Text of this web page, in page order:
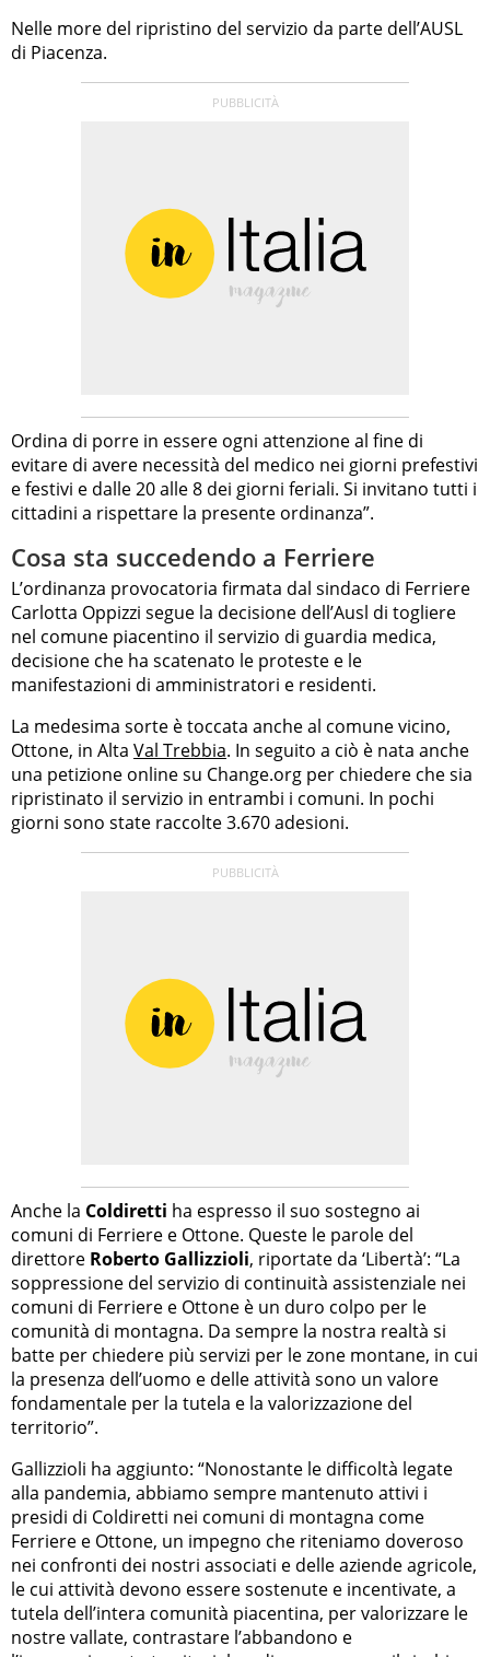
Nelle more del ripristino del servizio da parte dell’AUSL
di Piacenza.
Ordina di porre in essere ogni attenzione al fine di
evitare di avere necessità del medico nei giorni prefestivi
e festivi e dalle 20 alle 8 dei giorni feriali. Si invitano tutti i
cittadini a rispettare la presente ordinanza”.
Cosa sta succedendo a Ferriere
L’ordinanza provocatoria firmata dal sindaco di Ferriere
Carlotta Oppizzi segue la decisione dell’Ausl di togliere
nel comune piacentino il servizio di guardia medica,
decisione che ha scatenato le proteste e le
manifestazioni di amministratori e residenti.
La medesima sorte è toccata anche al comune vicino,
Ottone, in Alta Val Trebbia. In seguito a ciò è nata anche
una petizione online su Change.org per chiedere che sia
ripristinato il servizio in entrambi i comuni. In pochi
giorni sono state raccolte 3.670 adesioni.
Anche la Coldiretti ha espresso il suo sostegno ai
comuni di Ferriere e Ottone. Queste le parole del
direttore Roberto Gallizzioli, riportate da ‘Libertà’: “La
soppressione del servizio di continuità assistenziale nei
comuni di Ferriere e Ottone è un duro colpo per le
comunità di montagna. Da sempre la nostra realtà si
batte per chiedere più servizi per le zone montane, in cui
la presenza dell’uomo e delle attività sono un valore
fondamentale per la tutela e la valorizzazione del
territorio”.
Gallizzioli ha aggiunto: “Nonostante le difficoltà legate
alla pandemia, abbiamo sempre mantenuto attivi i
presidi di Coldiretti nei comuni di montagna come
Ferriere e Ottone, un impegno che riteniamo doveroso
nei confronti dei nostri associati e delle aziende agricole,
le cui attività devono essere sostenute e incentivate, a
tutela dell’intera comunità piacentina, per valorizzare le
nostre vallate, contrastare l’abbandono e